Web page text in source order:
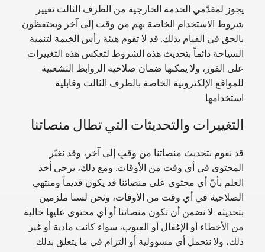
يجوز لمقدّمي الخدمة الخارجية من الطرف الثالث تغيير
شروط الاستخدام الخاصة بهم من وقت إلى آخر ويحتفظون
بالحق في القيام بذلك. قد لا تقوم هيئة رأس الخيمة لتنمية
السياحة دائماً بتحديث هذه الشروط لتعكس هذه التغييرات
على الفور، ولا يمكنها ضمان صلاحية الروابط التشعبية
للمواقع الإلكترونية الخاصة بالطرف الثالث وقابلية
استخدامها.
التغييرات والتحديثات التي تطال منصاتنا
قد نقوم بتحديث منصاتنا من وقتٍ إلى آخر، وقد نغيّر
المحتوى في أي وقت من الأوقات. ومع ذلك، يرجى أخذ
العلم بأنّ أي محتوى على منصاتنا قد يكون قديماً ومنتهي
الصلاحية في أي وقت من الأوقات، ونحن لسنا ملزمين
بتحديثه. لا نضمن أن تكون منصاتنا أو أي محتوى عليها خالية
من الأخطاء أو الإغفال أو العيوب، سواء كانت مادية أو غير
ذلك، ولا نتحمل أي مسؤولية أو التزام في ما يتعلق بذلك.